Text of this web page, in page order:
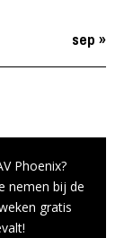
sep »
Phoenix?
nemen bij de
gratis